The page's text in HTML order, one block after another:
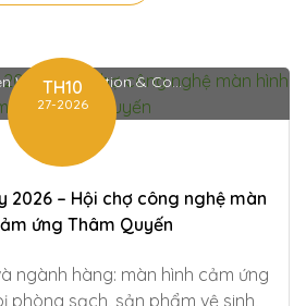
World Exhibition & Co...
TH10
27-2026
2026 – Hội chợ công nghệ màn
ứng Thâm Quyến
ngành hàng: màn hình cảm ứng
phòng sạch, sản phẩm vệ sinh,